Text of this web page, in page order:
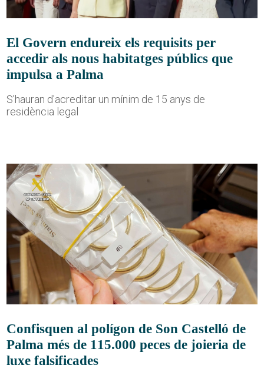
El Govern endureix els requisits per
accedir als nous habitatges públics que
impulsa a Palma
S'hauran d'acreditar un mínim de 15 anys de
residència legal
Confisquen al polígon de Son Castelló de
Palma més de 115.000 peces de joieria de
luxe falsificades